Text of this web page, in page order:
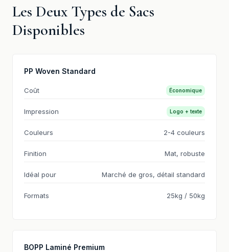
Les Deux Types de Sacs
Disponibles
PP Woven Standard
Coût Économique
Impression Logo + texte
Couleurs 2-4 couleurs
Finition Mat, robuste
Idéal pour Marché de gros, détail standard
Formats 25kg / 50kg
BOPP Laminé Premium